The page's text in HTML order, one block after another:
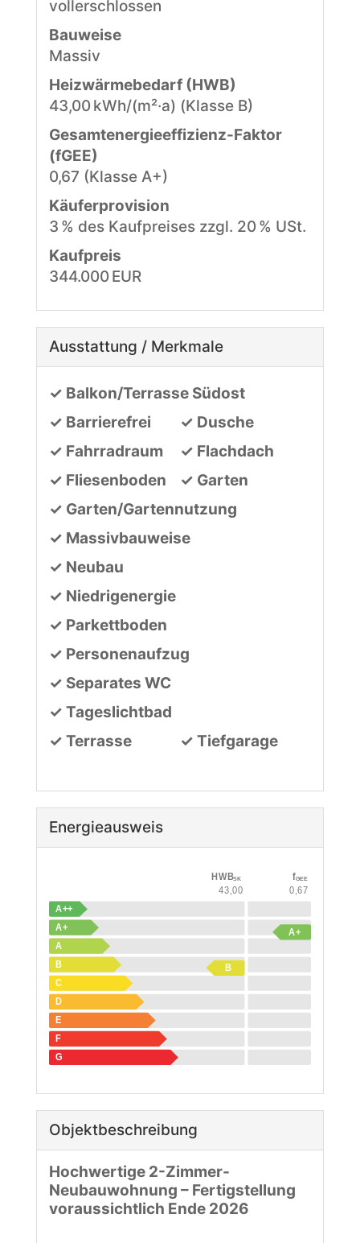
vollerschlossen
Bauweise
Massiv
Heizwärmebedarf (HWB)
43,00 kWh/(m²·a) (Klasse B)
Gesamtenergie­effizienz-Faktor
(fGEE)
0,67 (Klasse A+)
Käufer­provision
3 % des Kaufpreises zzgl. 20 % USt.
Kaufpreis
344.000 EUR
Ausstattung / Merkmale
✓ Balkon/Terrasse Südost
✓ Barrierefrei
✓ Dusche
✓ Fahrradraum
✓ Flachdach
✓ Fliesenboden
✓ Garten
✓ Garten/Gartennutzung
✓ Massivbauweise
✓ Neubau
✓ Niedrigenergie
✓ Parkettboden
✓ Personenaufzug
✓ Separates WC
✓ Tageslichtbad
✓ Terrasse
✓ Tiefgarage
Energieausweis
HWBSK
43,00 0,67
fGEE
A++
A+
A
B
C
D
E
F
G
A+
B
Objekt­beschreibung
Hochwertige 2-Zimmer-
Neubauwohnung – Fertigstellung
voraussichtlich Ende 2026